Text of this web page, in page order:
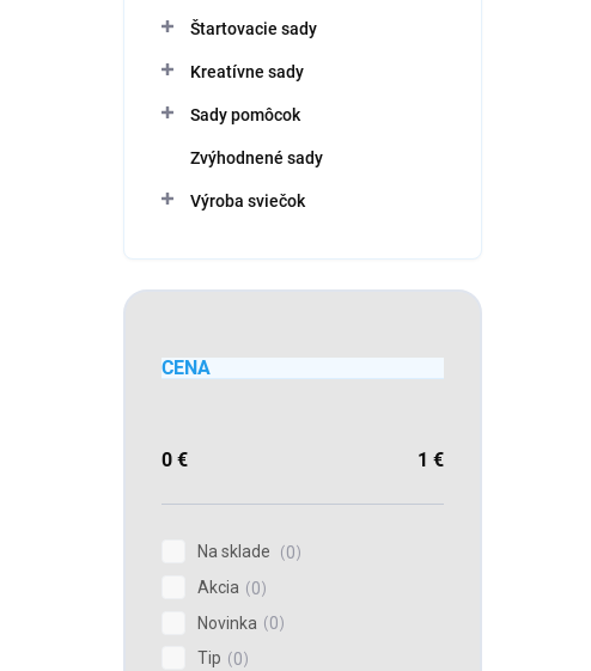
Štartovacie sady
Kreatívne sady
Sady pomôcok
Zvýhodnené sady
Výroba sviečok
CENA
0 € 1 €
Na sklade
0
Akcia
0
Novinka
0
Tip
0